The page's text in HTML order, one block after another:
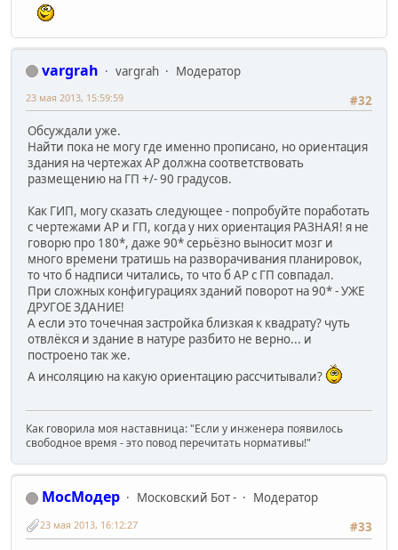
vargrah vargrah
Модератор
#32
23 мая 2013, 15:59:59
Обсуждали уже.
Найти пока не могу где именно прописано, но ориентация
здания на чертежах АР должна соответствовать
размещению на ГП +/- 90 градусов.
Как ГИП, могу сказать следующее - попробуйте поработать
с чертежами АР и ГП, когда у них ориентация РАЗНАЯ! я не
говорю про 180*, даже 90* серьёзно выносит мозг и
много времени тратишь на разворачивания планировок,
то что б надписи читались, то что б АР с ГП совпадал.
При сложных конфигурациях зданий поворот на 90* - УЖЕ
ДРУГОЕ ЗДАНИЕ!
А если это точечная застройка близкая к квадрату? чуть
отвлёкся и здание в натуре разбито не верно... и
построено так же.
А инсоляцию на какую ориентацию рассчитывали?
Как говорила моя наставница: "Если у инженера появилось
свободное время - это повод перечитать нормативы!"
МосМодер Московский Бот -
Модератор
#33
23 мая 2013, 16:12:27